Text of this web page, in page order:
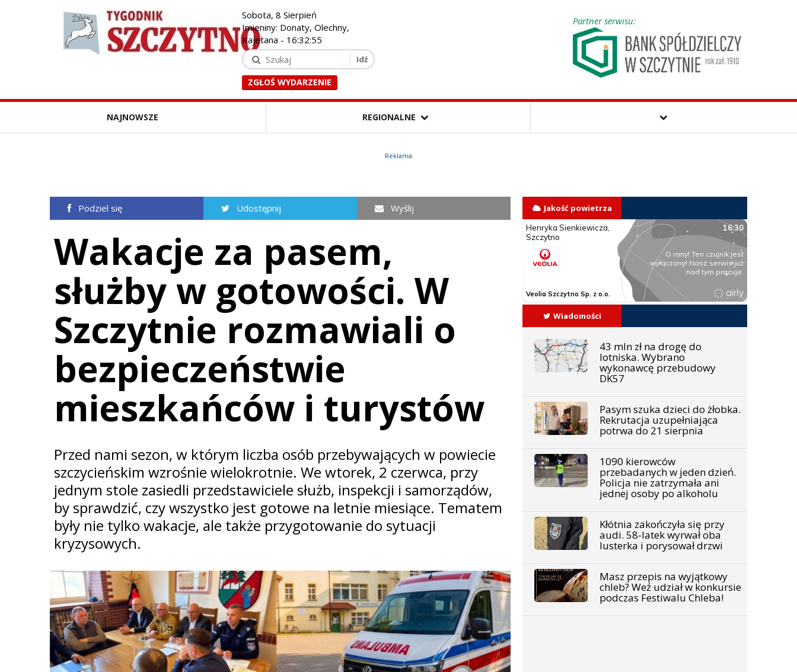
Sobota, 8 Sierpień
Imieniny: Donaty, Olechny,
Kajetana - 16:32:56
ZGŁOŚ WYDARZENIE
Partner serwisu:
NAJNOWSZE REGIONALNE
Reklama
Podziel się Udostępnij Wyślij
Wakacje za pasem,
służby w gotowości. W
Szczytnie rozmawiali o
bezpieczeństwie
mieszkańców i turystów
Przed nami sezon, w którym liczba osób przebywających w powiecie
szczycieńskim wzrośnie wielokrotnie. We wtorek, 2 czerwca, przy
jednym stole zasiedli przedstawiciele służb, inspekcji i samorządów,
by sprawdzić, czy wszystko jest gotowe na letnie miesiące. Tematem
były nie tylko wakacje, ale także przygotowanie do sytuacji
kryzysowych.
Jakość powietrza
Wiadomości
43 mln zł na drogę do
lotniska. Wybrano
wykonawcę przebudowy
DK57
Pasym szuka dzieci do żłobka.
Rekrutacja uzupełniająca
potrwa do 21 sierpnia
1090 kierowców
przebadanych w jeden dzień.
Policja nie zatrzymała ani
jednej osoby po alkoholu
Kłótnia zakończyła się przy
audi. 58-latek wyrwał oba
lusterka i porysował drzwi
Masz przepis na wyjątkowy
chleb? Weź udział w konkursie
podczas Festiwalu Chleba!